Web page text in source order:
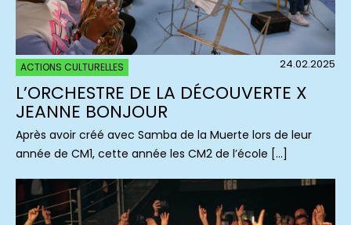
ACTIONS CULTURELLES 24.02.2025
L’ORCHESTRE DE LA DÉCOUVERTE X
JEANNE BONJOUR
Après avoir créé avec Samba de la Muerte lors de leur
année de CM1, cette année les CM2 de l’école […]